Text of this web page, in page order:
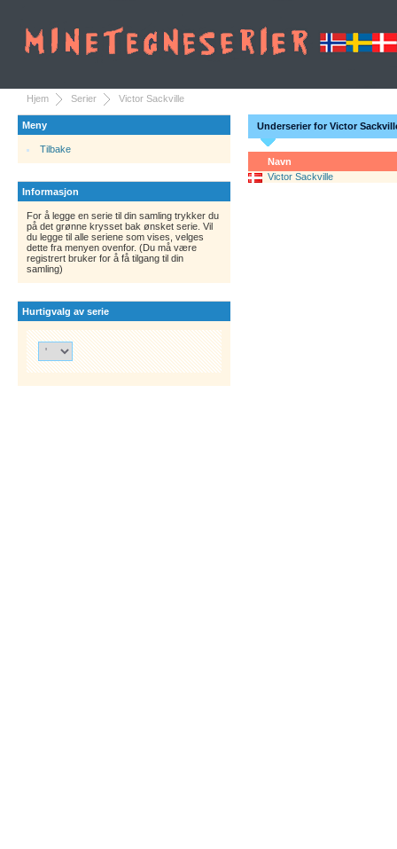
Hjem Serier Victor Sackville
Meny
Tilbake
Informasjon
For å legge en serie til din samling trykker du
på det grønne krysset bak ønsket serie. Vil
du legge til alle seriene som vises, velges
dette fra menyen ovenfor. (Du må være
registrert bruker for å få tilgang til din
samling)
Hurtigvalg av serie
Underserier for Victor
Navn
Victor Sackville